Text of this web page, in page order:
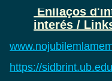
Enllaços
interés /
https://